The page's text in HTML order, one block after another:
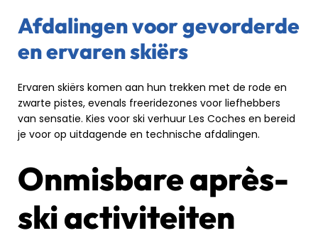
Afdalingen voor gevorderde
en ervaren skiërs
Ervaren skiërs komen aan hun trekken met de rode en
zwarte pistes, evenals freeridezones voor liefhebbers
van sensatie. Kies voor ski verhuur Les Coches en bereid
je voor op uitdagende en technische afdalingen.
Onmisbare après-
ski activiteiten